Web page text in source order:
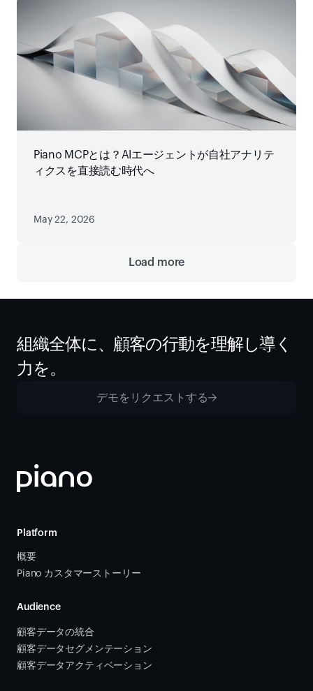
Piano MCPとは？AIエージェントが自社アナリテ
ィクスを直接読む時代へ
May 22, 2026
Load more
組織全体に、顧客の行動を理解し導く
力を。
デモをリクエストする
Platform
概要
Piano カスタマーストーリー
Audience
顧客データの統合
顧客データセグメンテーション
顧客データアクティベーション